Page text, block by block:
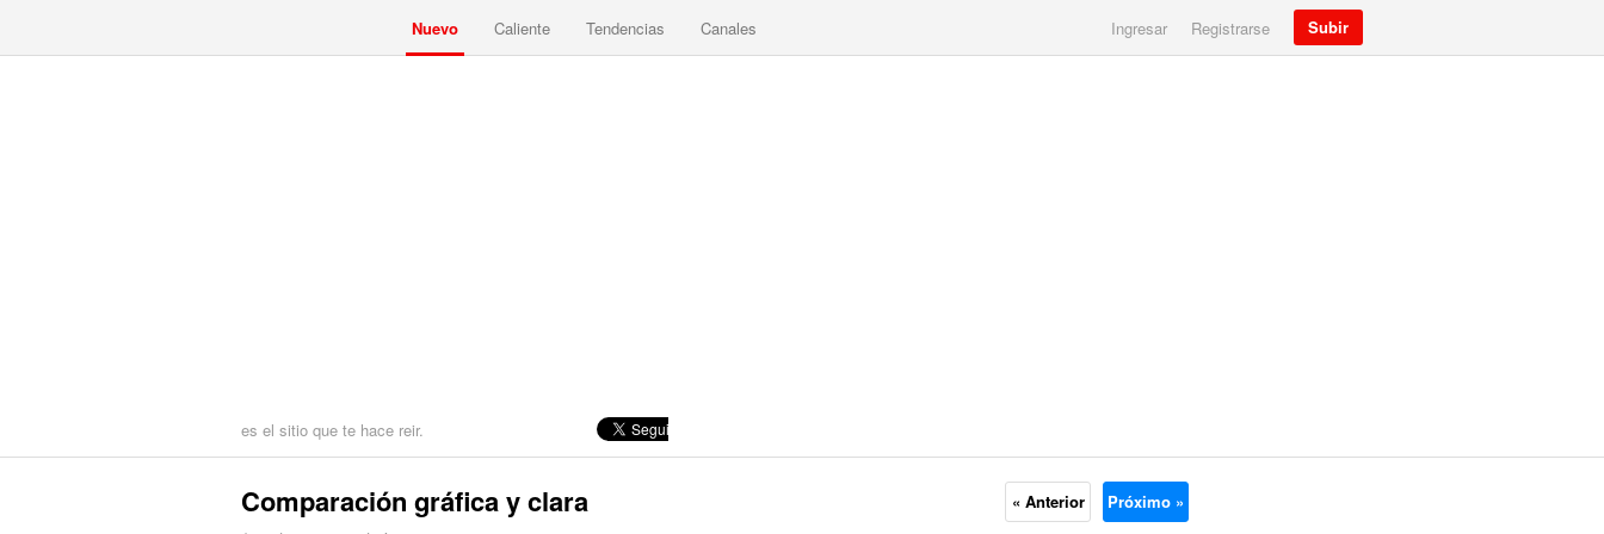
Nuevo Caliente Tendencias Canales Ingresar Registrarse Subir
es el sitio que te hace reir.
Comparación gráfica y clara « Anterior Próximo »